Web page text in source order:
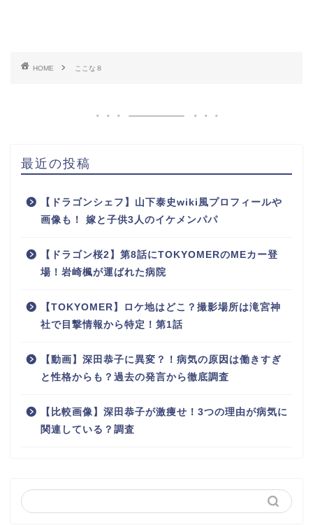
HOME ここな８
最近の投稿
【ドラゴンシェフ】山下泰史wiki風プロフィールや
画像も！ 嫁と子供3人のイケメンパパ
【ドラゴン桜2】第8話にTOKYOMERのMEカー登
場！岩崎楓が運ばれた病院
【TOKYOMER】ロケ地はどこ？撮影場所は滝宮神
社で目撃情報から特定！第1話
【動画】深田恭子に異変？！病気の原因は働きすぎ
と性格からも？過去の発言から徹底調査
【比較画像】深田恭子が激痩せ！3つの理由が病気に
関連している？調査